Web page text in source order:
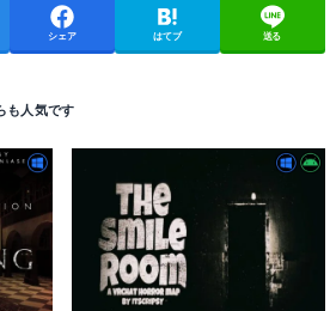
シェア はてブ 送る